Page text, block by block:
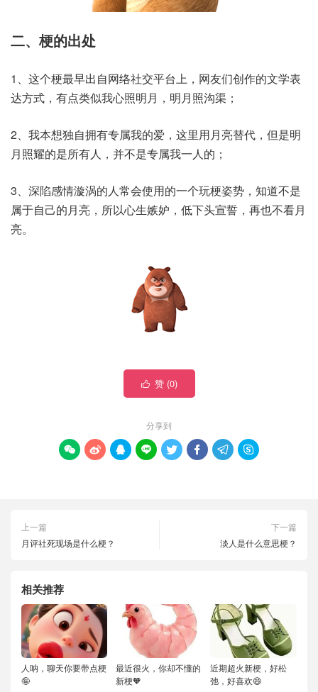
二、梗的出处
1、这个梗最早出自网络社交平台上，网友们创作的文学表
达方式，有点类似我心照明月，明月照沟渠；
2、我本想独自拥有专属我的爱，这里用月亮替代，但是明
月照耀的是所有人，并不是专属我一人的；
3、深陷感情漩涡的人常会使用的一个玩梗姿势，知道不是
属于自己的月亮，所以心生嫉妒，低下头宣誓，再也不看月
亮。
 赞 (0)
分享到
       
上一篇
月评社死现场是什么梗？
下一篇
淡人是什么意思梗？
相关推荐
人呐，聊天你要带点梗
🤪
最近很火，你却不懂的
新梗🧡
近期超火新梗，好松
弛，好喜欢😄